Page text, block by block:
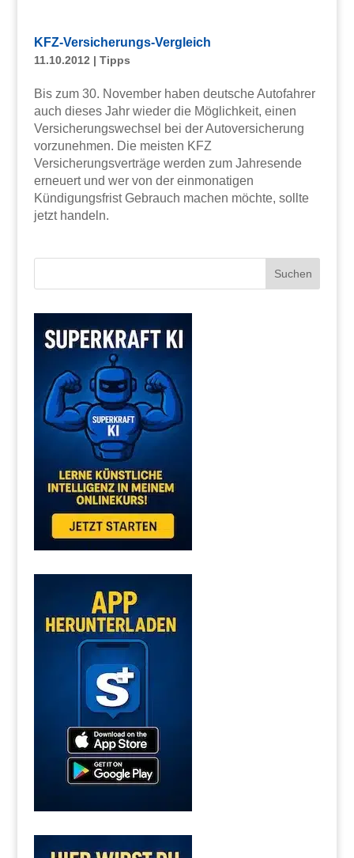
KFZ-Versicherungs-Vergleich
11.10.2012| Tipps
Bis zum 30. November haben deutsche Autofahrer
auch dieses Jahr wieder die Möglichkeit, einen
Versicherungswechsel bei der Autoversicherung
vorzunehmen. Die meisten KFZ
Versicherungsverträge werden zum Jahresende
erneuert und wer von der einmonatigen
Kündigungsfrist Gebrauch machen möchte, sollte
jetzt handeln.